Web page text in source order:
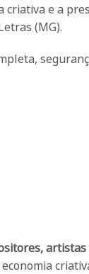
e a
(MG).